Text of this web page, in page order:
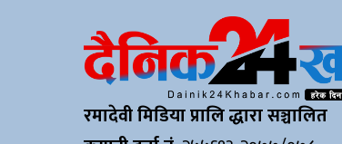
रमादेवी मिडिया प्रालि द्धारा सञ्चालित